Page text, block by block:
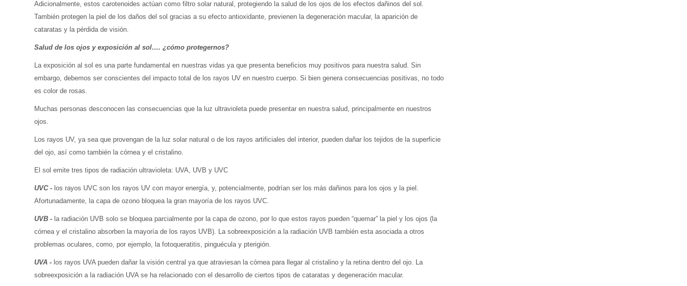
Adicionalmente, estos carotenoides actúan como filtro solar natural, protegiendo la salud de los ojos de los efectos dañinos del sol.
También protegen la piel de los daños del sol gracias a su efecto antioxidante, previenen la degeneración macular, la aparición de
cataratas y la pérdida de visión.
Salud de los ojos y exposición al sol…. ¿cómo protegernos?
La exposición al sol es una parte fundamental en nuestras vidas ya que presenta beneficios muy positivos para nuestra salud. Sin
embargo, debemos ser conscientes del impacto total de los rayos UV en nuestro cuerpo. Si bien genera consecuencias positivas, no todo
es color de rosas.
Muchas personas desconocen las consecuencias que la luz ultravioleta puede presentar en nuestra salud, principalmente en nuestros
ojos.
Los rayos UV, ya sea que provengan de la luz solar natural o de los rayos artificiales del interior, pueden dañar los tejidos de la superficie
del ojo, así como también la córnea y el cristalino.
El sol emite tres tipos de radiación ultravioleta: UVA, UVB y UVC
UVC - los rayos UVC son los rayos UV con mayor energía, y, potencialmente, podrían ser los más dañinos para los ojos y la piel.
Afortunadamente, la capa de ozono bloquea la gran mayoría de los rayos UVC.
UVB - la radiación UVB solo se bloquea parcialmente por la capa de ozono, por lo que estos rayos pueden “quemar” la piel y los ojos (la
córnea y el cristalino absorben la mayoría de los rayos UVB). La sobreexposición a la radiación UVB también esta asociada a otros
problemas oculares, como, por ejemplo, la fotoqueratitis, pinguécula y pterigión.
UVA - los rayos UVA pueden dañar la visión central ya que atraviesan la córnea para llegar al cristalino y la retina dentro del ojo. La
sobreexposición a la radiación UVA se ha relacionado con el desarrollo de ciertos tipos de cataratas y degeneración macular.